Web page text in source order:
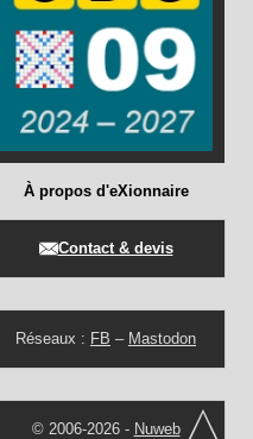
À propos d'eXionnaire
Contact & devis
Réseaux : FB – Mastodon
© 2006-2026 - Nuweb